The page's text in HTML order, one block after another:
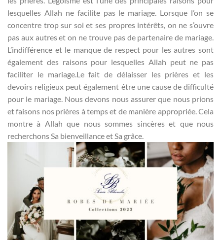
lesquelles Allah ne facilite pas le mariage. Lorsque l’on se
concentre trop sur soi et ses propres intérêts, on ne s’ouvre
pas aux autres et on ne trouve pas de partenaire de mariage.
L’indifférence et le manque de respect pour les autres sont
également des raisons pour lesquelles Allah peut ne pas
faciliter le mariage.Le fait de délaisser les prières et les
devoirs religieux peut également être une cause de difficulté
pour le mariage. Nous devons nous assurer que nous prions
et faisons nos prières à temps et de manière appropriée. Cela
montre à Allah que nous sommes sincères et que nous
recherchons Sa bienveillance et Sa grâce.